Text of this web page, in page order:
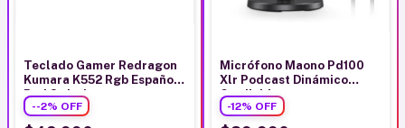
Teclado Gamer Redragon
Kumara K552 Rgb Español
Red Switches
--2% OFF
Micrófono Maono Pd100
Xlr Podcast Dinámico
Cardioide
-12% OFF